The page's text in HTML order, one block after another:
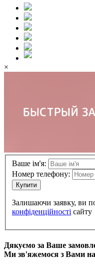
×
Ваше ім'я:
Номер телефону:
Купити
Залишаючи заявку, ви
конфіденційності сайту
Дякуємо за Ваше
Ми зв'яжемося з Вами